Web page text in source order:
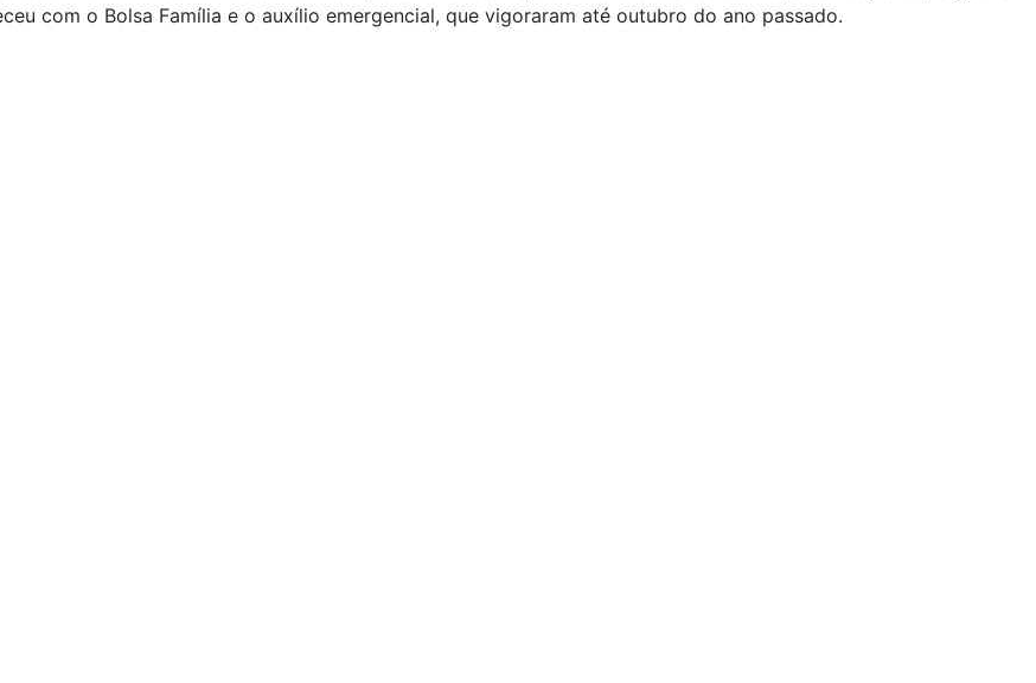
com o Bolsa Família e o auxílio emergencial, que vigoraram até outubro do ano passado.